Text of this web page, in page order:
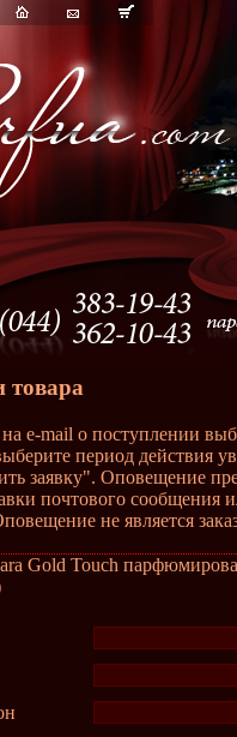
товара
e-mail о поступлении
период действия
заявку". Оповещение
почтового сообщения
не является
Gold Touch